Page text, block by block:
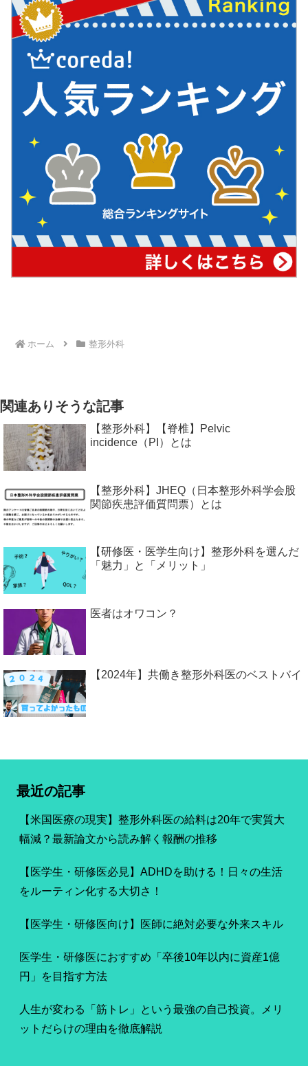
ホーム 整形外科
関連ありそうな記事
【整形外科】【脊椎】Pelvic
incidence（PI）とは
【整形外科】JHEQ（日本整形外科学会股
関節疾患評価質問票）とは
【研修医・医学生向け】整形外科を選んだ
「魅力」と「メリット」
医者はオワコン？
【2024年】共働き整形外科医のベストバイ
最近の記事
【米国医療の現実】整形外科医の給料は20年で実質大
幅減？最新論文から読み解く報酬の推移
【医学生・研修医必見】ADHDを助ける！日々の生活
をルーティン化する大切さ！
【医学生・研修医向け】医師に絶対必要な外来スキル
医学生・研修医におすすめ「卒後10年以内に資産1億
円」を目指す方法
人生が変わる「筋トレ」という最強の自己投資。メリ
ットだらけの理由を徹底解説